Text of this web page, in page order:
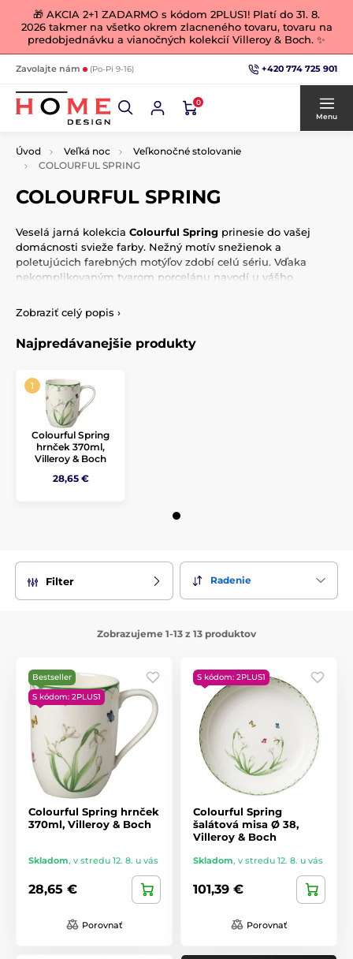
🎁 AKCIA 2+1 ZADARMO s kódom 2PLUS1! Platí do 31. 8.
2026 takmer na všetko okrem zlacneného tovaru, tovaru na
predobjednávku a vianočných kolekcií Villeroy & Boch. ✨
Zavolajte nám (Po-Pi 9-16) +420 774 725 901
0
Menu
Úvod Veľká noc
Veľkonočné stolovanie
COLOURFUL SPRING
COLOURFUL SPRING
Veselá jarná kolekcia Colourful Spring prinesie do vašej
domácnosti svieže farby. Nežný motív snežienok a
poletujúcich farebných motýľov zdobí celú sériu. Vďaka
nekomplikovaným tvarom porcelánu navodí u vášho
Zobraziť celý popis ›
Najpredávanejšie produkty
Colourful Spring
hrnček 370ml,
Villeroy & Boch
28,65 €
Filter Radenie
Zobrazujeme 1-13 z 13 produktov
Bestseller
S kódom: 2PLUS1
Colourful Spring hrnček
370ml, Villeroy & Boch
Skladom, v stredu 12. 8. u vás
28,65 €
Porovnať
S kódom: 2PLUS1
Colourful Spring
šalátová misa Ø 38,
Villeroy & Boch
Skladom, v stredu 12. 8. u vás
101,39 €
Porovnať